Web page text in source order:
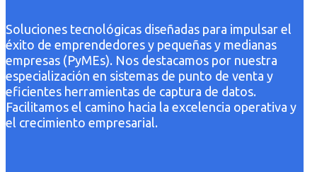
Soluciones tecnológicas diseñadas para impulsar el
éxito de emprendedores y pequeñas y medianas
empresas (PyMEs). Nos destacamos por nuestra
especialización en sistemas de punto de venta y
eficientes herramientas de captura de datos.
Facilitamos el camino hacia la excelencia operativa y
el crecimiento empresarial.